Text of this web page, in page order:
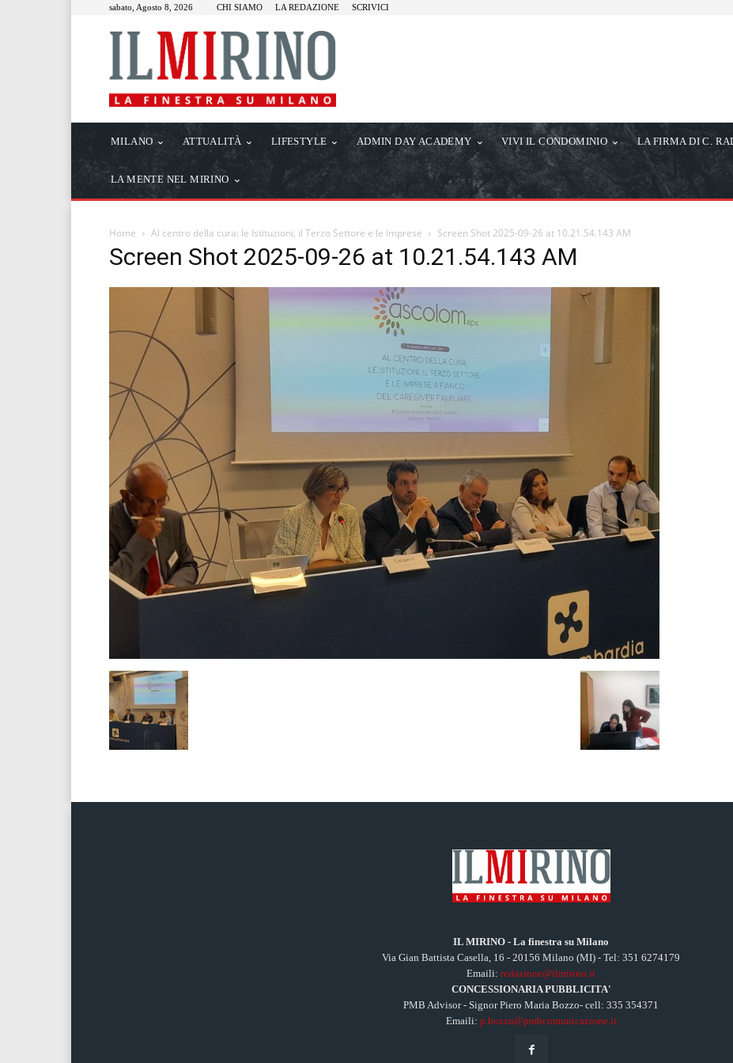
sabato, Agosto 8, 2026 CHI SIAMO LA REDAZIONE SCRIVICI
MILANO ATTUALITÀ LIFESTYLE ADMIN DAY ACADEMY VIVI IL CONDOMINIO LA FIRMA DI C.
LA MENTE NEL MIRINO
Home Al centro della cura: le Istituzioni, il Terzo Settore e le Imprese Screen Shot 2025-09-26 at 10.21.54.143 AM
Screen Shot 2025-09-26 at 10.21.54.143 AM
IL MIRINO - La finestra su Milano
Via Gian Battista Casella, 16 - 20156 Milano (MI) - Tel: 351 6274179
Emaili:redazione@ilmirino.it
CONCESSIONARIA PUBBLICITA'
PMB Advisor - Signor Piero Maria Bozzo- cell: 335 354371
Emaili: p.bozzo@pmbcomunicazione.it